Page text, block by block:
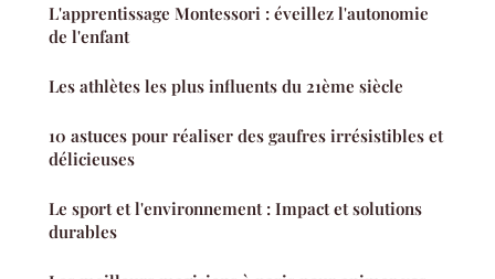
L'apprentissage Montessori : éveillez l'autonomie
de l'enfant
Les athlètes les plus influents du 21ème siècle
10 astuces pour réaliser des gaufres irrésistibles et
délicieuses
Le sport et l'environnement : Impact et solutions
durables